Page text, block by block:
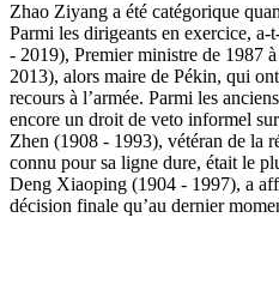
Zhao Ziyang a été catégorique
Parmi les dirigeants en exercice,
- 2019), Premier ministre de 1987
2013), alors maire de Pékin, qui
recours à l’armée. Parmi les
encore un droit de veto informel
Zhen (1908 - 1993), vétéran de la
connu pour sa ligne dure, était le
Deng Xiaoping (1904 - 1997), a
décision finale qu’au dernier